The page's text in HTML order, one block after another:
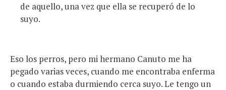
de aquello, una vez que ella se recuperó de lo
suyo.
Eso los perros, pero mi hermano Canuto me ha
pegado varias veces, cuando me encontraba enferma
o cuando estaba durmiendo cerca suyo. Le tengo un